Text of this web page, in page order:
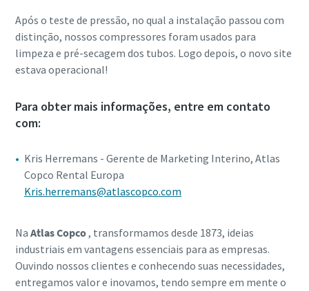
Após o teste de pressão, no qual a instalação passou com
distinção, nossos compressores foram usados para
limpeza e pré-secagem dos tubos. Logo depois, o novo site
estava operacional!
Para obter mais informações, entre em contato
com:
Kris Herremans - Gerente de Marketing Interino, Atlas
Copco Rental Europa
Kris.herremans@atlascopco.com
Na Atlas Copco, transformamos desde 1873, ideias
industriais em vantagens essenciais para as empresas.
Ouvindo nossos clientes e conhecendo suas necessidades,
entregamos valor e inovamos, tendo sempre em mente o